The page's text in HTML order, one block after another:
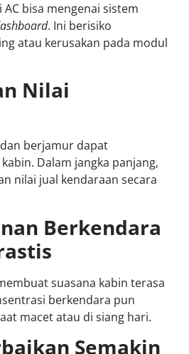
bisa mengenai sistem
. Ini berisiko
atau kerusakan pada modul
Nilai
berjamur dapat
Dalam jangka panjang,
nilai jual kendaraan secara
Berkendara
suasana kabin terasa
berkendara pun
macet atau di siang hari.
Semakin